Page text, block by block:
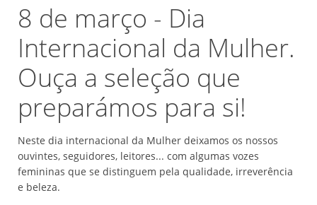
8 de março - Dia
Internacional da Mulher.
Ouça a seleção que
preparámos para si!
Neste dia internacional da Mulher deixamos os nossos
ouvintes, seguidores, leitores... com algumas vozes
femininas que se distinguem pela qualidade, irreverência
e beleza.